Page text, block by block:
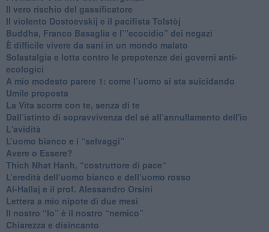
​Il vero rischio del gassificatore
​Il violento Dostoevskij e il pacifista Tolstòj
​Buddha, Franco Basaglia e l’”ecocidio” dei negazi
​È difficile vivere da sani in un mondo malato
Solastalgia e lotta contro le prepotenze dei governi anti-
ecologici
​A mio modesto parere 1: come l’uomo si sta suicidando
​Umile proposta
​La Vita scorre con te, senza di te
​Dall’istinto di sopravvivenza del sé all’annullamento dell'io
L'avidità
​L’uomo bianco e i “selvaggi”
​Avere o Essere?
​Thich Nhat Hanh, “costruttore di pace“
​L’eredità dell’uomo bianco e dell’uomo rosso
Al-Hallaj e il prof. Alessandro Orsini
​Lettera a mio nipote di due mesi
​Il nostro “Io” è il nostro “nemico”
​Chiarezza e disincanto